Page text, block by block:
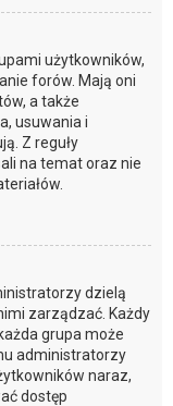
użytkowników,
forów. Mają oni
a także
usuwania i
Z reguły
na temat oraz nie
dzielą
zarządzać. Każdy
grupa może
administratorzy
naraz,
dostęp